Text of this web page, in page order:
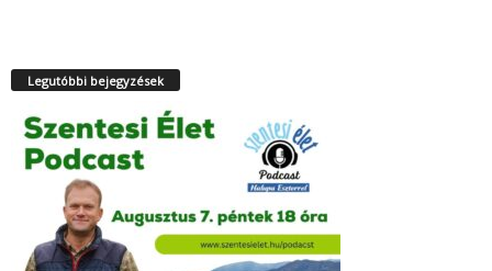
Legutóbbi bejegyzések